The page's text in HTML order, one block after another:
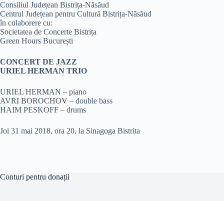
Consiliul Județean Bistrița-Năsăud
Centrul Județean pentru Cultură Bistrița-Năsăud
în colaborere cu:
Societatea de Concerte Bistrița
Green Hours București
CONCERT DE JAZZ
URIEL HERMAN TRIO
URIEL HERMAN – piano
AVRI BOROCHOV – double bass
HAIM PESKOFF – drums
Joi 31 mai 2018, ora 20, la Sinagoga Bistrita
Conturi pentru donații